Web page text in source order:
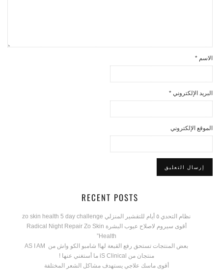
الاسم *
البريد الإلكتروني *
الموقع الإلكتروني
RECENT POSTS
نظام التحدي ٥ أيام للتقشير المنزلي zo skin health 5 day challenge
أقوى سيروم لاصلاح عيوب البشرة Radical Night Repair Zo Skin
Health”
بعض المنتجات تستحق رفع القبعة لها! شامبو الكو واش من AS I AM
منتجان من iS Clinical ما أستغني عنها !
أقوى ماسك علاجي يستهدف مشاكل الشعر المختلفة